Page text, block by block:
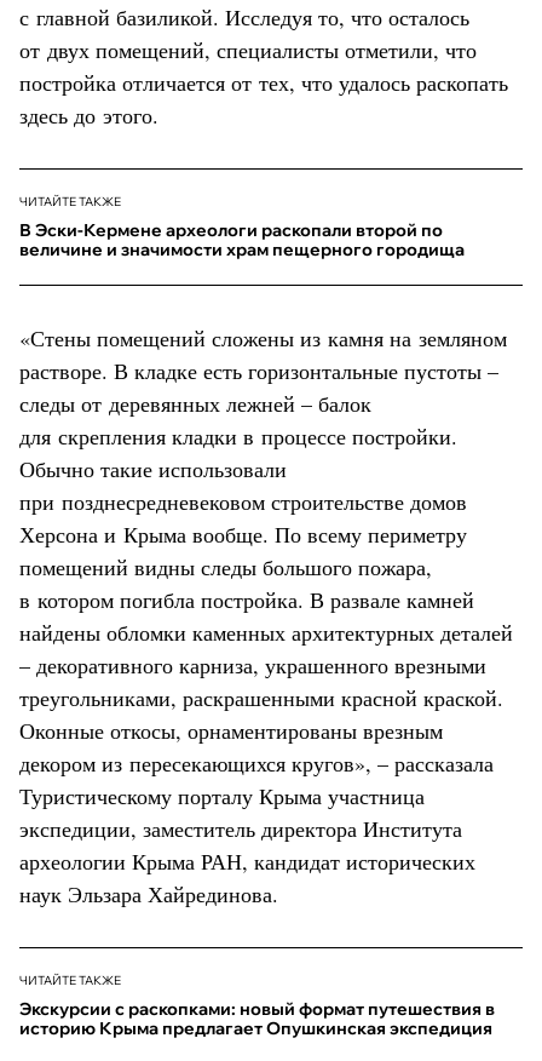
с главной базиликой. Исследуя то, что осталось
от двух помещений, специалисты отметили, что
постройка отличается от тех, что удалось раскопать
здесь до этого.
ЧИТАЙТЕ ТАКЖЕ
В Эски-Кермене археологи раскопали второй по
величине и значимости храм пещерного городища
«Стены помещений сложены из камня на земляном
растворе. В кладке есть горизонтальные пустоты –
следы от деревянных лежней – балок
для скрепления кладки в процессе постройки.
Обычно такие использовали
при позднесредневековом строительстве домов
Херсона и Крыма вообще. По всему периметру
помещений видны следы большого пожара,
в котором погибла постройка. В развале камней
найдены обломки каменных архитектурных деталей
– декоративного карниза, украшенного врезными
треугольниками, раскрашенными красной краской.
Оконные откосы, орнаментированы врезным
декором из пересекающихся кругов», – рассказала
Туристическому порталу Крыма участница
экспедиции, заместитель директора Института
археологии Крыма РАН, кандидат исторических
наук Эльзара Хайрединова.
ЧИТАЙТЕ ТАКЖЕ
Экскурсии с раскопками: новый формат путешествия в
историю Крыма предлагает Опушкинская экспедиция